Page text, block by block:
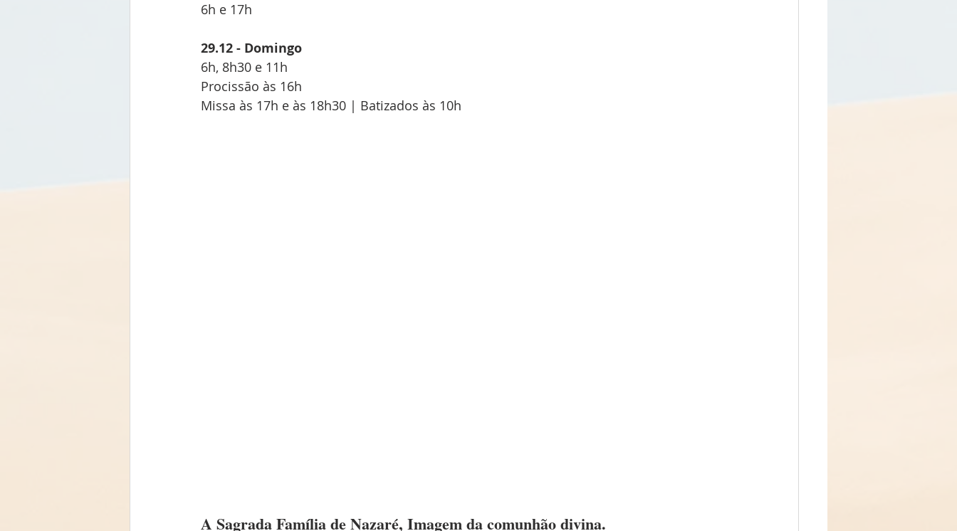
6h e 17h
29.12 - Domingo
6h, 8h30 e 11h
Procissão às 16h
Missa às 17h e às 18h30 | Batizados às 10h
A Sagrada Família de Nazaré, Imagem da comunhão divina.